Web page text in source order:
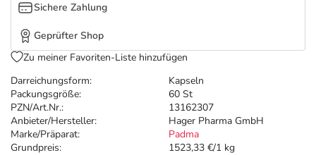
Darreichungsform:
Kapseln
Packungsgröße:
60 St
PZN/Art.Nr.:
13162307
Anbieter/Hersteller:
Hager Pharma GmbH
Marke/Präparat:
Padma
Grundpreis:
1523,33 €/1 kg
Sichere Zahlung
Geprüfter Shop
Zu meiner Favoriten-Liste hinzufügen